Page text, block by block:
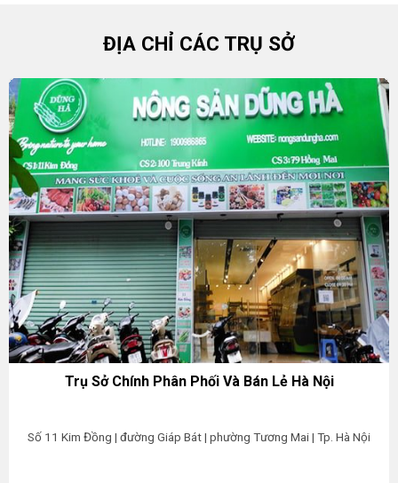
ĐỊA CHỈ CÁC TRỤ SỞ
Trụ Sở Chính Phân Phối Và Bán Lẻ Hà Nội
Số 11 Kim Đồng | đường Giáp Bát | phường Tương Mai | Tp. Hà Nội